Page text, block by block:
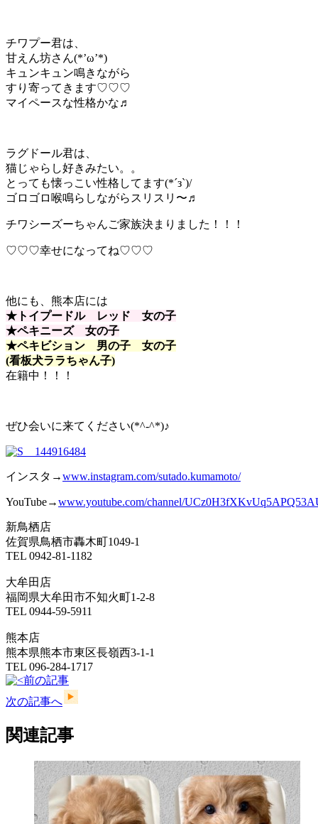
チワプー君は、
甘えん坊さん(*’ω’*)
キュンキュン鳴きながら
すり寄ってきます♡♡♡
マイペースな性格かな♬
ラグドール君は、
猫じゃらし好きみたい。。
とっても懐っこい性格してます(*´з`)/
ゴロゴロ喉鳴らしながらスリスリ〜♬
チワシーズーちゃんご家族決まりました！！！
♡♡♡幸せになってね♡♡♡
他にも、熊本店には
★トイプードル レッド 女の子
★ペキニーズ 女の子
★ペキビション 男の子 女の子
(看板犬ララちゃん子)
在籍中！！！
ぜひ会いに来てください(*^-^*)♪
インスタ→www.instagram.com/sutado.kumamoto/
YouTube→www.youtube.com/channel/UCz0H3fXKvUq5A
新鳥栖店
佐賀県鳥栖市轟木町1049-1
TEL 0942-81-1182
大牟田店
福岡県大牟田市不知火町1-2-8
TEL 0944-59-5911
熊本店
熊本県熊本市東区長嶺西3-1-1
TEL 096-284-1717
前の記事
次の記事へ
関連記事